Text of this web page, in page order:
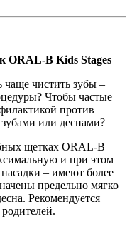
ORAL-B Kids Stages
чаще чистить зубы –
Чтобы частые
против
или деснами?
щетках ORAL-B
и при этом
– имеют более
предельно мягко
Рекомендуется